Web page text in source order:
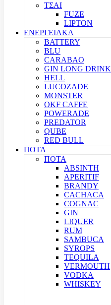
ΤΣΑΙ
FUZE
LIPTON
ΕΝΕΡΓΕΙΑΚΑ
BATTERY
BLU
CARABAO
GIN LONG DRINK
HELL
LUCOZADE
MONSTER
OKF CAFFE
POWERADE
PREDATOR
QUBE
RED BULL
ΠΟΤΑ
ΠΟΤΑ
ABSINTH
APERITIF
BRANDY
CACHACA
COGNAC
GIN
LIQUER
RUM
SAMBUCA
SYROPS
TEQUILA
VERMOUTH
VODKA
WHISKEY